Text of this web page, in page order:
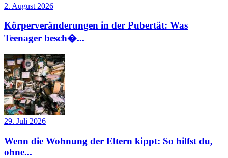
2. August 2026
Körperveränderungen in der Pubertät: Was
Teenager besch�...
29. Juli 2026
Wenn die Wohnung der Eltern kippt: So hilfst du,
ohne...